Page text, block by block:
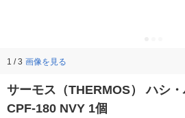
1 / 3 画像を見る
サーモス（THERMOS） ハシ
CPF-180 NVY 1個